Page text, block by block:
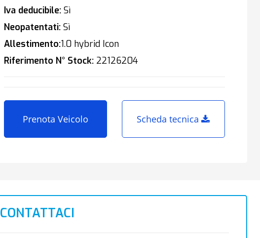
Iva deducibile:Sì
Neopatentati:Sì
Allestimento:1.0 hybrid Icon
Riferimento N° Stock:22126204
Prenota Veicolo Scheda tecnica
CONTATTACI